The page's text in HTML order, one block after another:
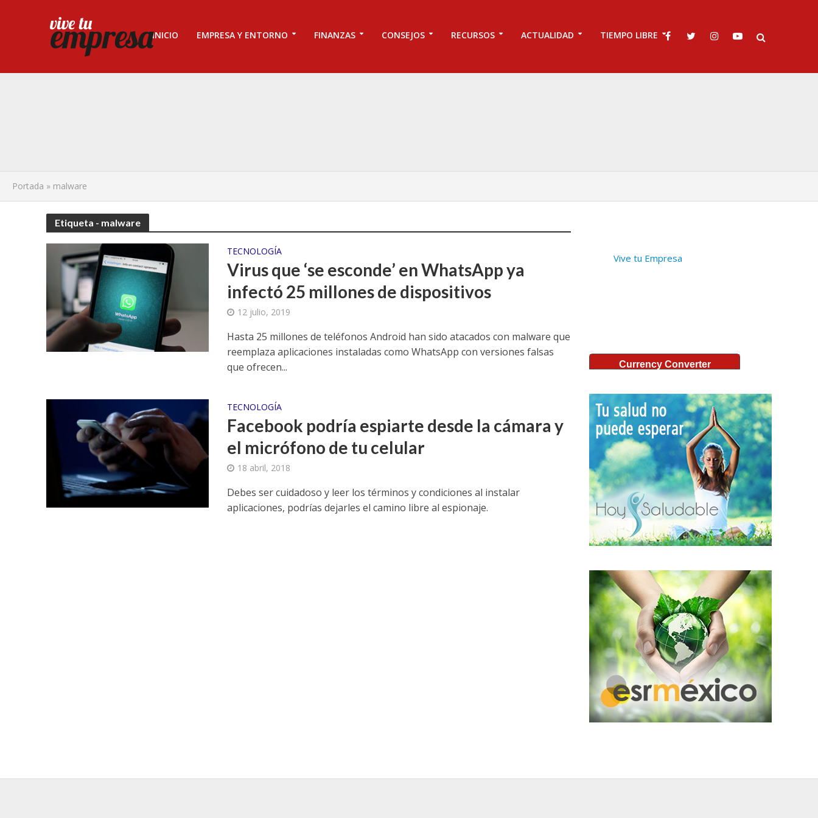
INICIO EMPRESA Y ENTORNO FINANZAS CONSEJOS RECURSOS ACTUALIDAD TIEMPO LIBRE
Portada » malware
Etiqueta - malware
TECNOLOGÍA
Virus que ‘se esconde’ en WhatsApp ya
infectó 25 millones de dispositivos
12 julio, 2019
Hasta 25 millones de teléfonos Android han sido atacados con malware que
reemplaza aplicaciones instaladas como WhatsApp con versiones falsas
que ofrecen...
TECNOLOGÍA
Facebook podría espiarte desde la cámara y
el micrófono de tu celular
18 abril, 2018
Debes ser cuidadoso y leer los términos y condiciones al instalar
aplicaciones, podrías dejarles el camino libre al espionaje.
Vive tu Empresa
Currency Converter